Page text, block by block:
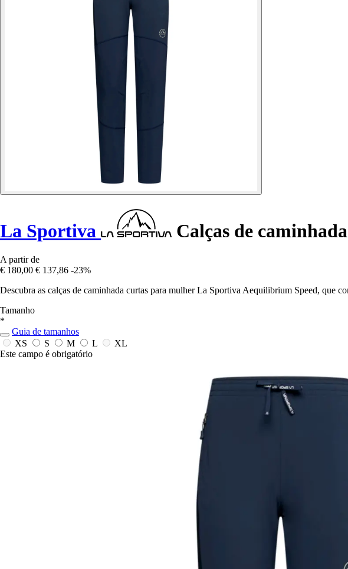
La Sportiva Calças de
A partir de
€ 180,00 € 137,86 -23%
Descubra as calças de caminhada curtas para mulher La Sportiva Aequilibrium Speed, que
Tamanho
*
Guia de tamanhos
XS
S M L
XL
Este campo é obrigatório